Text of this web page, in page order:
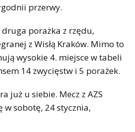
przerwy.
druga porażka z rzędu,
z Wisłą Kraków. Mimo to
wysokie 4. miejsce w tabeli
14 zwycięstw i 5 porażek.
już u siebie. Mecz z AZS
w sobotę, 24 stycznia,